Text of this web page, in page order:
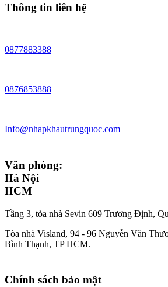
Thông tin liên hệ
0877883388
0876853888
Info@nhapkhautrungquoc.com
Văn phòng:
Hà Nội
HCM
Tầng 3, tòa nhà Sevin 609 Trương Định,
Tòa nhà Visland, 94 - 96 Nguyễn Văn
Bình Thạnh, TP HCM.
Chính sách bảo mật